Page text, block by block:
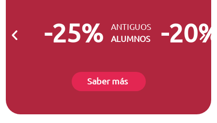
-25%
ANTIGUOS
ALUMNOS
-
Saber más